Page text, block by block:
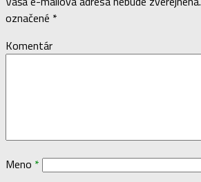
označené *
Komentár
Meno *